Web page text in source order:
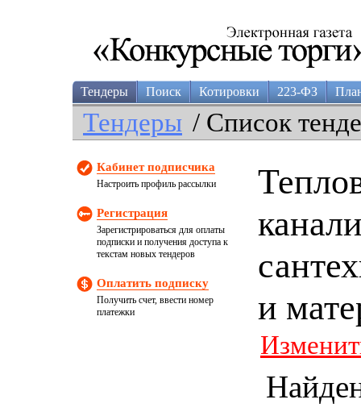
Тендеры Поиск Котировки 223-ФЗ
Тендеры / Список
Кабинет подписчика
Настроить профиль рассылки
Регистрация
Зарегистрироваться для оплаты
подписки и получения доступа к
текстам новых тендеров
Оплатить подписку
Получить счет, ввести номер
платежки
и